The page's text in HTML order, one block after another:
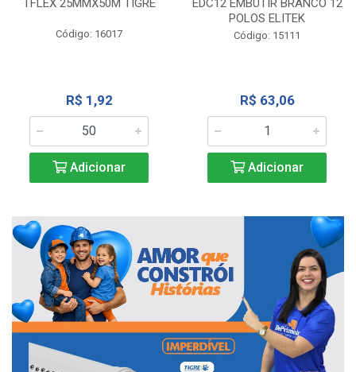
TFLEX 25MMX50M TIGRE
Código: 16017
R$ 1,92
Adicionar
EDC12 EMBUTIR BRANCO 12
POLOS ELITEK
Código: 15111
R$ 63,06
Adicionar